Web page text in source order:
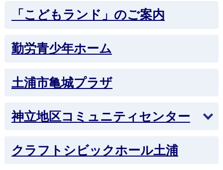
「こどもランド」のご案内
勤労青少年ホーム
土浦市亀城プラザ
神立地区コミュニティセンター
クラフトシビックホール土浦